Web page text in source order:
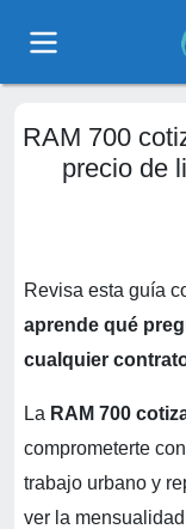
RAM 700
precio de
Revisa esta guía
aprende qué
cualquier
La RAM 700
comprometerte
trabajo urbano y
ver la